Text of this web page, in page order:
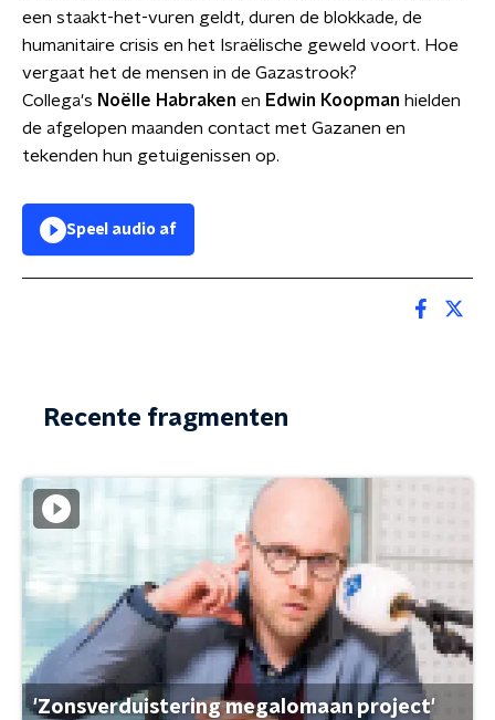
een staakt-het-vuren geldt, duren de blokkade, de
humanitaire crisis en het Israëlische geweld voort. Hoe
vergaat het de mensen in de Gazastrook?
Collega's Noëlle Habraken en Edwin Koopman hielden
de afgelopen maanden contact met Gazanen en
tekenden hun getuigenissen op.
Speel audio af
Recente fragmenten
'Zonsverduistering megalomaan project'